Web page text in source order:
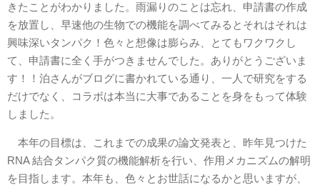
きたことがわかりました。雨漏りのことは忘れ、申請書の作成
を放置し、早速他の生物での機能を調べてみるとそれはそれは
興味深いタンパク！色々と想像は膨らみ、とてもワクワクし
て、申請書に全く手がつきませんでした。ありがとうございま
す！！泊さんがブログに書かれている通り、一人で研究をする
だけでなく、コラボは本当に大事であることを身をもって体験
しました。
本年の目標は、これまでの成果の論文発表と、昨年見つけた
RNA 結合タンパク質の機能解析を行い、作用メカニズムの解明
を目指します。本年も、色々とお世話になるかと思いますが、